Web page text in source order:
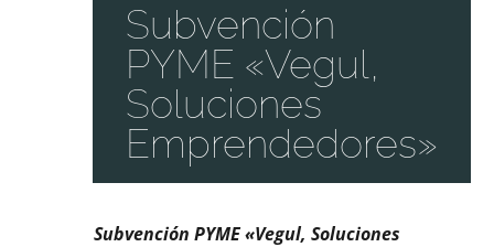
Subvención
PYME «Vegul,
Soluciones
Emprendedores»
Subvención PYME «Vegul, Soluciones